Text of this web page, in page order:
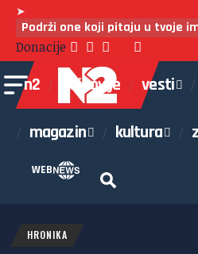
➤
Podrži one koji pitaju u tvoje
Donacije
n2 najnovije vesti
magazin kultura
WEB
HRONIKA